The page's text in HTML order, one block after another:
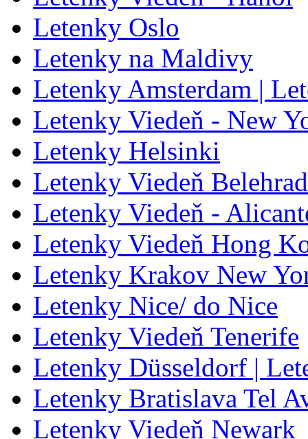
Letenky Oslo
Letenky na Maldivy
Letenky Amsterdam |
Letenky Viedeň - New
Letenky Helsinki
Letenky Viedeň Belehrad
Letenky Viedeň -
Letenky Viedeň Hong
Letenky Krakov New
Letenky Nice/ do Nice
Letenky Viedeň Tenerife
Letenky Düsseldorf |
Letenky Bratislava Tel
Letenky Viedeň Newark